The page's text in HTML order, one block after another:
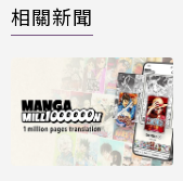
相關新聞